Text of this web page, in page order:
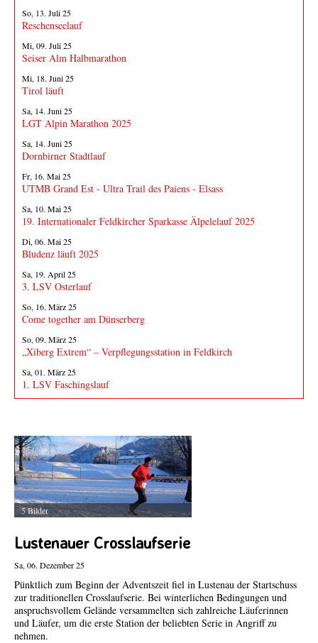
So, 13. Juli 25
Reschenseelauf
Mi, 09. Juli 25
Seiser Alm Halbmarathon
Mi, 18. Juni 25
Tirol läuft
Sa, 14. Juni 25
LGT Alpin Marathon 2025
Sa, 14. Juni 25
Dornbirner Stadtlauf
Fr, 16. Mai 25
UTMB Grand Est - Ultra Trail des Paiens - Elsass
Sa, 10. Mai 25
19. Internationaler Feldkircher Sparkasse Älpelelauf 2025
Di, 06. Mai 25
Bludenz läuft 2025
Sa, 19. April 25
3. LSV Osterlauf
So, 16. März 25
Come together am Dünserberg
So, 09. März 25
„Xiberg Extrem“ – Verpflegungsstation in Feldkirch
Sa, 01. März 25
1. LSV Faschingslauf
Fotos senden!
Sende Fotos und Berichte von Läufen oder anderen LSV-
Veranstaltungen und sie werden umgehend online gestellt.
5 Bilder
Lustenauer Crosslaufserie
Sa, 06. Dezember 25
Pünktlich zum Beginn der Adventszeit fiel in Lustenau der Startschuss
zur traditionellen Crosslaufserie. Bei winterlichen Bedingungen und
anspruchsvollem Gelände versammelten sich zahlreiche Läuferinnen
und Läufer, um die erste Station der beliebten Serie in Angriff zu
nehmen.